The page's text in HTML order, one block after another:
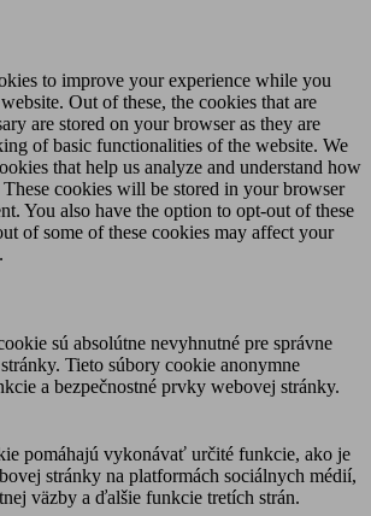
to improve your experience while you
Out of these, the cookies that are
are stored on your browser as they are
of basic functionalities of the website. We
that help us analyze and understand how
cookies will be stored in your browser
You also have the option to opt-out of these
of some of these cookies may affect your
sú absolútne nevyhnutné pre správne
Tieto súbory cookie anonymne
a bezpečnostné prvky webovej stránky.
pomáhajú vykonávať určité funkcie, ako je
stránky na platformách sociálnych médií,
väzby a ďalšie funkcie tretích strán.